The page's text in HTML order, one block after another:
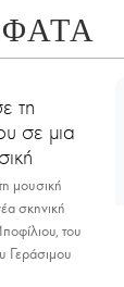
τη
σε μια
μουσική
σκηνική
του
Γεράσιμου